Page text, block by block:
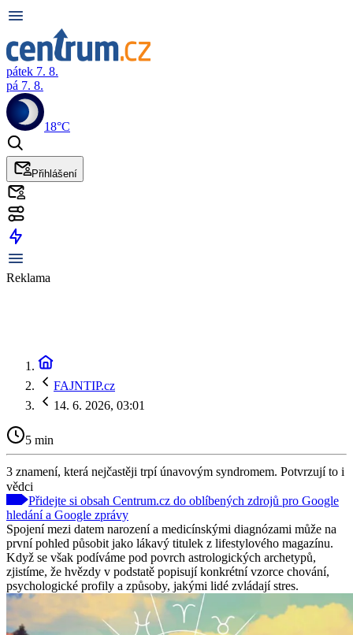
pátek 7. 8.
pá 7. 8.
18°C
Přihlášení
Reklama
FAJNTIP.cz
14. 6. 2026, 03:01
5 min
3 znamení, která nejčastěji trpí únavovým syndromem. Potvrzují to i
vědci
Přidejte si obsah Centrum.cz do oblíbených zdrojů pro Google
hledání a Google zprávy
Spojení mezi datem narození a medicínskými diagnózami může na
první pohled působit jako lákavý titulek z lifestylového magazínu.
Když se však podíváme pod povrch astrologických archetypů,
zjistíme, že hvězdy v podstatě popisují konkrétní vzorce chování,
psychologické profily a způsoby, jakými lidé zvládají stres.